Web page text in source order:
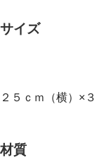
サイズ
２５ｃｍ（横）×
材質